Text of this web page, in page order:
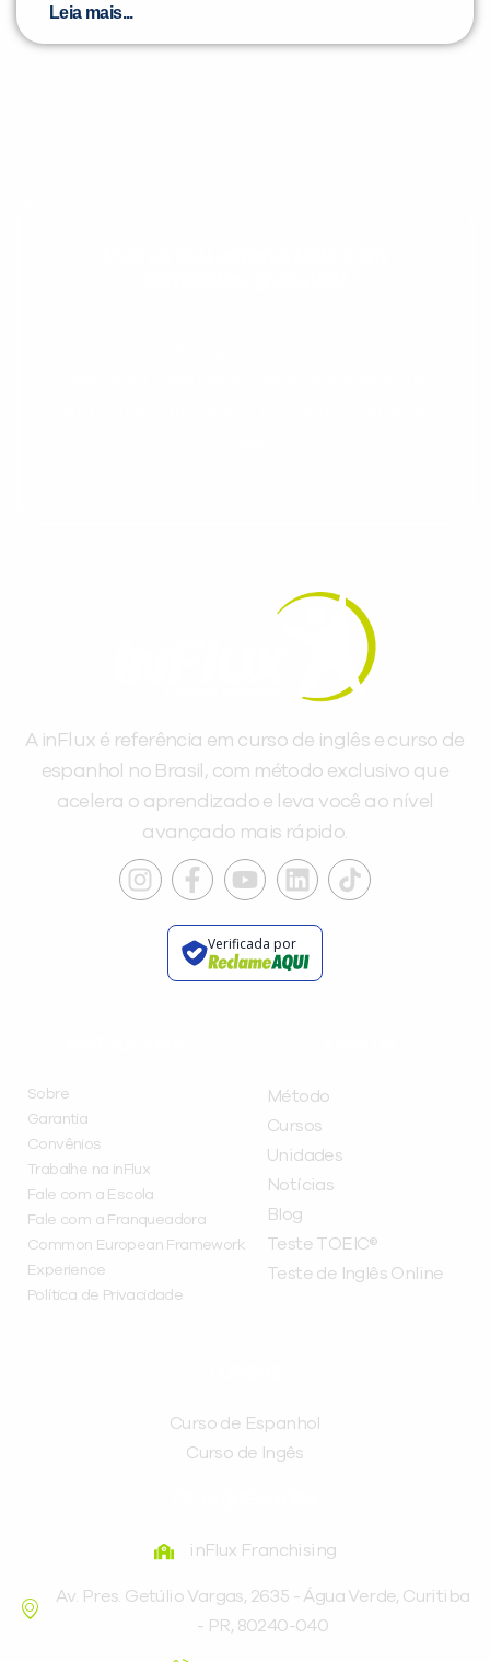
Leia mais...
A inFlux é referência em curso de inglês e curso de
espanhol no Brasil, com método exclusivo que
acelera o aprendizado e leva você ao nível
avançado mais rápido.
Verificada por
Sobre
Garantia
Convênios
Trabalhe na inFlux
Fale com a Escola
Fale com a Franqueadora
Common European Framework
Experience
Política de Privacidade
Método
Cursos
Unidades
Notícias
Blog
Teste TOEIC®
Teste de Inglês Online
Curso de Espanhol
Curso de Ingês
inFlux Franchising
Av. Pres. Getúlio Vargas, 2635 - Água Verde, Curitiba
- PR, 80240-040